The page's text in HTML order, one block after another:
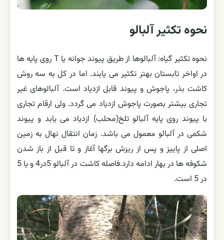
نحوه تکثیر آلبالو
نحوه تکثیر گیاه: آلبالوها از طریق پیوند جوانه یا T روی پایه ها
در اواخر تابستان بهتر تکثیر می یابند. اما در کل به سه روش
کاشت بذر، پاجوش و پیوند قابل ازدیاد است. آلبالوهای غیر
تجاری بیشتر بصورت پاجوش ازدیاد می گردد. ولی ارقام تجاری
با پیوند روی پایه آلبالو تلخ(محلب) ازدیاد می یابد و پیوند
شکمی در آلبالو معمول می باشد. زمان انتقال نهال به زمین
اصلی از پاییز و پس از ریزش برگها آغاز و تا قبل از باز شدن
شکوفه ها در بهار ادامه دارد.فاصله کاشت در آلبالو 5در4 و یا 5
در 5 است.